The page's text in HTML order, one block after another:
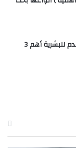
نيكولا تسلا المخترع الذي قدم للبشرية أهم 3